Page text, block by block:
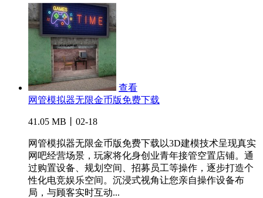
查看
网管模拟器无限金币版免费下载
41.05 MB丨02-18
网管模拟器无限金币版免费下载以3D建模技术呈现真实
网吧经营场景，玩家将化身创业青年接管空置店铺。通
过购置设备、规划空间、招募员工等操作，逐步打造个
性化电竞娱乐空间。沉浸式视角让您亲自操作设备布
局，与顾客实时互动...